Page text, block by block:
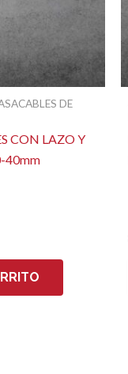
DE
CON LAZO Y
40mm